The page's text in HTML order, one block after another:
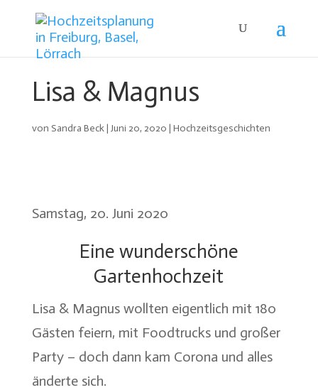
Lisa & Magnus
von Sandra Beck| Juni 20, 2020 | Hochzeitsgeschichten
Samstag, 20. Juni 2020
Eine wunderschöne
Gartenhochzeit
Lisa & Magnus wollten eigentlich mit 180
Gästen feiern, mit Foodtrucks und großer
Party – doch dann kam Corona und alles
änderte sich.